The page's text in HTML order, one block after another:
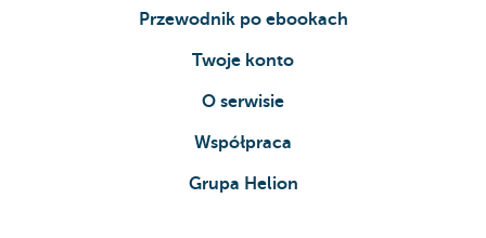
Przewodnik po ebookach
Twoje konto
O serwisie
Współpraca
Grupa Helion